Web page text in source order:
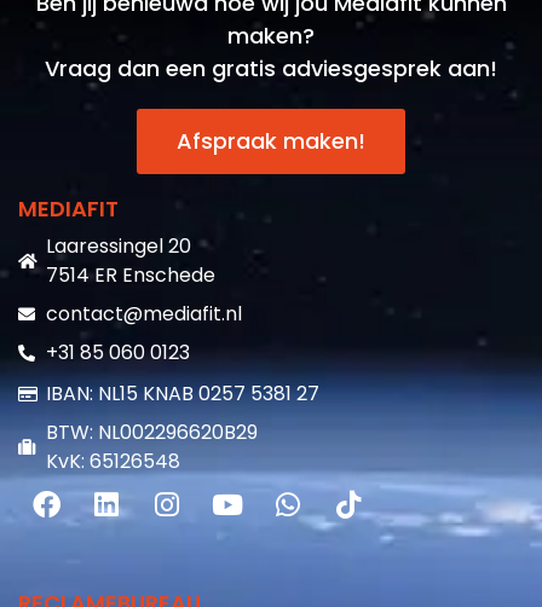
maken?
Vraag dan een gratis adviesgesprek aan!
Afspraak maken!
MEDIAFIT
Laaressingel 20
7514 ER Enschede
contact@mediafit.nl
+31 85 060 0123
IBAN: NL15 KNAB 0257 5381 27
BTW: NL002296620B29
KvK: 65126548